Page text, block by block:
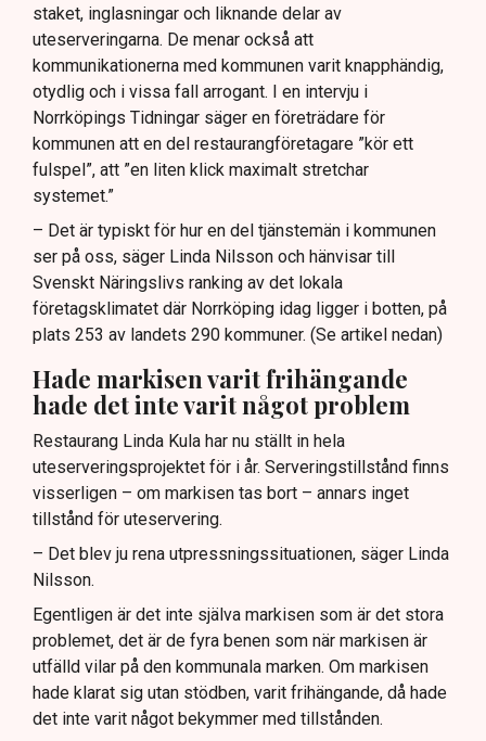
staket, inglasningar och liknande delar av
uteserveringarna. De menar också att
kommunikationerna med kommunen varit knapphändig,
otydlig och i vissa fall arrogant. I en intervju i
Norrköpings Tidningar säger en företrädare för
kommunen att en del restaurangföretagare ”kör ett
fulspel”, att ”en liten klick maximalt stretchar
systemet.”
– Det är typiskt för hur en del tjänstemän i kommunen
ser på oss, säger Linda Nilsson och hänvisar till
Svenskt Näringslivs ranking av det lokala
företagsklimatet där Norrköping idag ligger i botten, på
plats 253 av landets 290 kommuner. (Se artikel nedan)
Hade markisen varit frihängande
hade det inte varit något problem
Restaurang Linda Kula har nu ställt in hela
uteserveringsprojektet för i år. Serveringstillstånd finns
visserligen – om markisen tas bort – annars inget
tillstånd för uteservering.
– Det blev ju rena utpressningssituationen, säger Linda
Nilsson.
Egentligen är det inte själva markisen som är det stora
problemet, det är de fyra benen som när markisen är
utfälld vilar på den kommunala marken. Om markisen
hade klarat sig utan stödben, varit frihängande, då hade
det inte varit något bekymmer med tillstånden.